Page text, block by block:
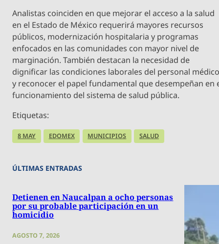
Analistas coinciden en que mejorar el acceso a la salud
en el Estado de México requerirá mayores recursos
públicos, modernización hospitalaria y programas
enfocados en las comunidades con mayor nivel de
marginación. También destacan la necesidad de
dignificar las condiciones laborales del personal
y reconocer el papel fundamental que desempeñan en
funcionamiento del sistema de salud pública.
Etiquetas:
8 MAY EDOMEX MUNICIPIOS SALUD
ÚLTIMAS ENTRADAS
Detienen en Naucalpan a ocho personas
por su probable participación en un
homicidio
AGOSTO 7, 2026